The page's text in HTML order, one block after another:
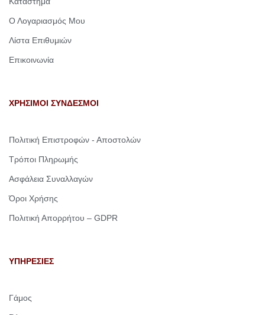
Ο Λογαριασμός Μου
Λίστα Επιθυμιών
Επικοινωνία
ΧΡΗΣΙΜΟΙ ΣΥΝΔΕΣΜΟΙ
Πολιτική Επιστροφών - Αποστολών
Τρόποι Πληρωμής
Ασφάλεια Συναλλαγών
Όροι Χρήσης
Πολιτική Απορρήτου – GDPR
ΥΠΗΡΕΣΙΕΣ
Γάμος